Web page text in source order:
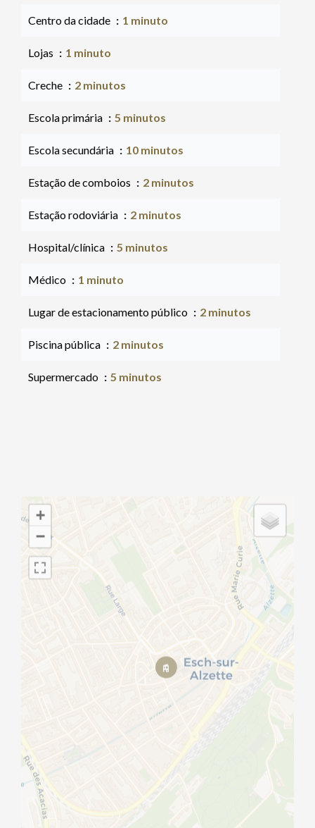
Centro da cidade 1 minuto
Lojas 1 minuto
Creche 2 minutos
Escola primária 5 minutos
Escola secundária 10 minutos
Estação de comboios 2 minutos
Estação rodoviária 2 minutos
Hospital/clínica 5 minutos
Médico 1 minuto
Lugar de estacionamento público 2 minutos
Piscina pública 2 minutos
Supermercado 5 minutos
−